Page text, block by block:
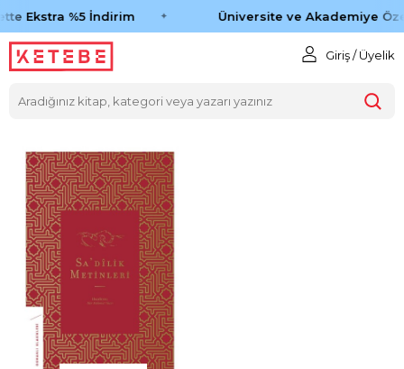
Ekstra %5 İndirim Üniversite ve Akademiye
Giriş / Üyelik